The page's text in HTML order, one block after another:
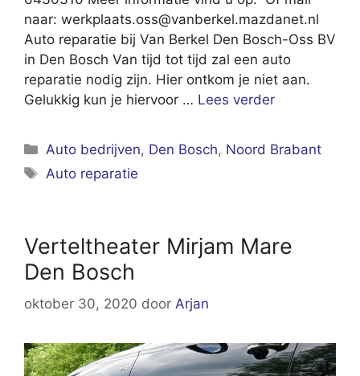
naar: werkplaats.oss@vanberkel.mazdanet.nl
Auto reparatie bij Van Berkel Den Bosch-Oss BV
in Den Bosch Van tijd tot tijd zal een auto
reparatie nodig zijn. Hier ontkom je niet aan.
Gelukkig kun je hiervoor … Lees verder
Categorieën
Auto bedrijven, Den Bosch, Noord Brabant
Tags
Auto reparatie
Verteltheater Mirjam Mare
Den Bosch
oktober 30, 2020 door Arjan